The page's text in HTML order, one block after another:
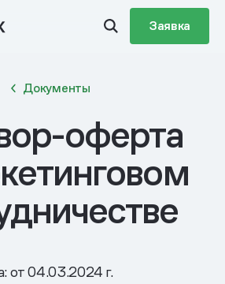
Заявка
Документы
оферта
от 04.03.2024 г.